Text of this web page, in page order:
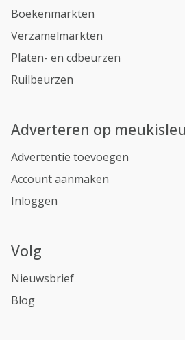
Boekenmarkten
Verzamelmarkten
Platen- en cdbeurzen
Ruilbeurzen
Adverteren op
Advertentie toevoegen
Account aanmaken
Inloggen
Volg
Nieuwsbrief
Blog